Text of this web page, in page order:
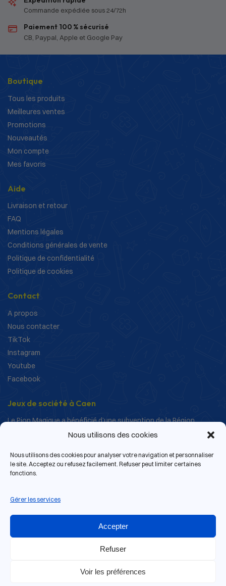
Nous utilisons des cookies
Nous utilisons des cookies pour analyser votre navigation et personnaliser
le site. Acceptez ou refusez facilement. Refuser peut limiter certaines
fonctions.
Gérer les services
Accepter
Refuser
Voir les préférences
Commande expédiée sous 24/72h
Paiement 100 % sécurisé
CB, Paypal, Apple et Google Pay
Boutique
Tous les produits
Meilleures ventes
Promotions
Nouveautés
Mon compte
Mes favoris
Aide
Livraison et retour
FAQ
Mentions légales
Conditions générales de vente
Politique de confidentialité
Politique de cookies
Contact
A propos
Nous contacter
TikTok
Instagram
Youtube
Facebook
Jeux de société à Caen
Le Pion Magique a bénéficié d’une subvention de la Région
Normandie dans le cadre de ses actions de structuration et de